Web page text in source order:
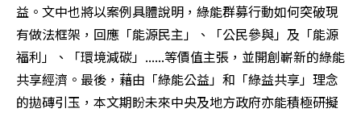
益。文中也將以案例具體說明，綠能群募行動如何突破現
有做法框架，回應「能源民主」、「公民參與」及「能源
福利」、「環境減碳」......等價值主張，並開創嶄新的綠能
共享經濟。最後，藉由「綠能公益」和「綠益共享」理念
的拋磚引玉，本文期盼未來中央及地方政府亦能積極研擬